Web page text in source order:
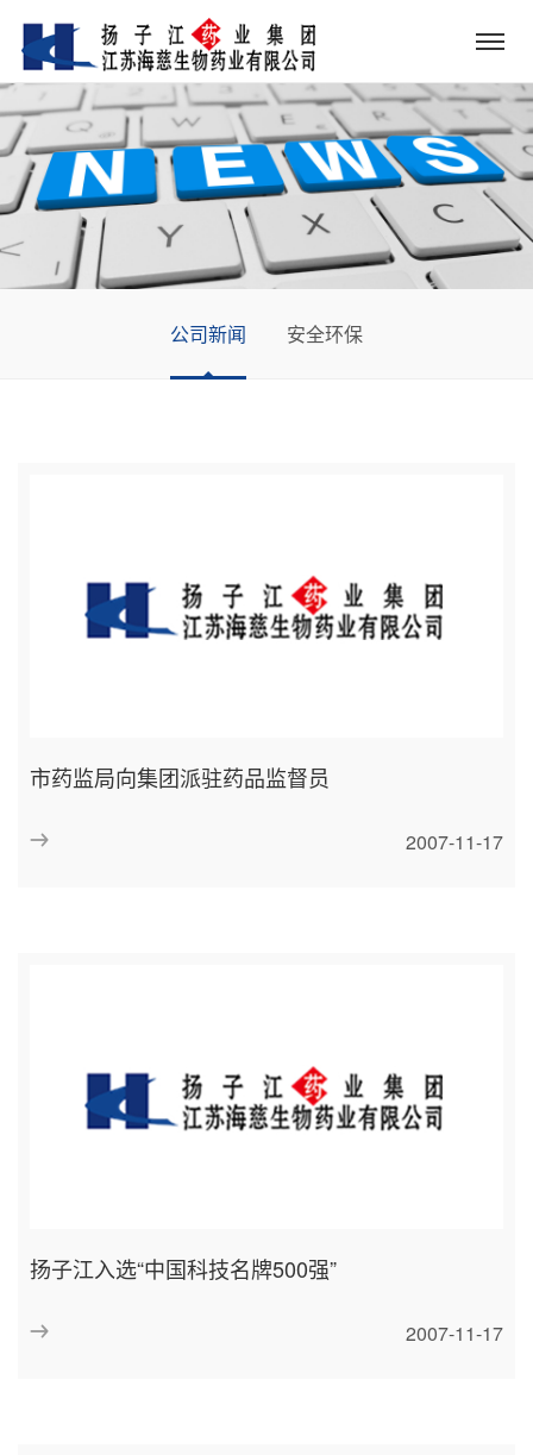
公司新闻 安全环保
市药监局向集团派驻药品监督员
2007-11-17
扬子江入选“中国科技名牌500强”
2007-11-17